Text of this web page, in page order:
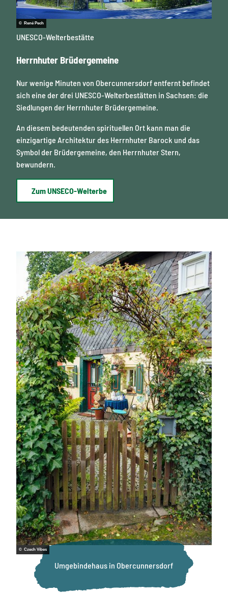
© René Pech
UNESCO-Welterbestätte
Herrnhuter Brüdergemeine
Nur wenige Minuten von Obercunnersdorf entfernt befindet
sich eine der drei UNESCO-Welterbestätten in Sachsen: die
Siedlungen der Herrnhuter Brüdergemeine.
An diesem bedeutenden spirituellen Ort kann man die
einzigartige Architektur des Herrnhuter Barock und das
Symbol der Brüdergemeine, den Herrnhuter Stern,
bewundern.
Zum UNSECO-Welterbe
© Czech Vibes
Umgebindehaus in Obercunnersdorf